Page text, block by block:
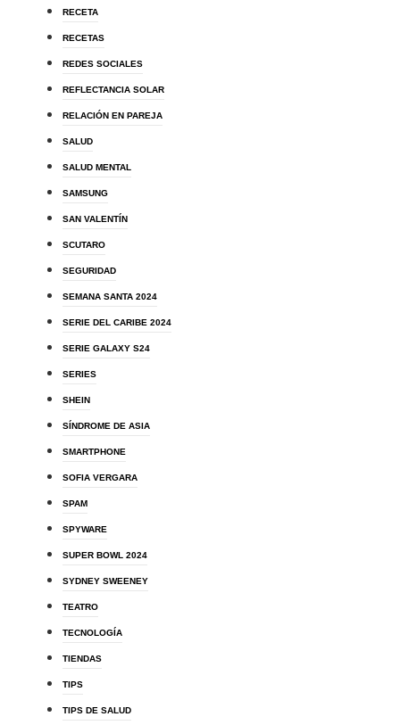
RECETA
RECETAS
REDES SOCIALES
REFLECTANCIA SOLAR
RELACIÓN EN PAREJA
SALUD
SALUD MENTAL
SAMSUNG
SAN VALENTÍN
SCUTARO
SEGURIDAD
SEMANA SANTA 2024
SERIE DEL CARIBE 2024
SERIE GALAXY S24
SERIES
SHEIN
SÍNDROME DE ASIA
SMARTPHONE
SOFIA VERGARA
SPAM
SPYWARE
SUPER BOWL 2024
SYDNEY SWEENEY
TEATRO
TECNOLOGÍA
TIENDAS
TIPS
TIPS DE SALUD